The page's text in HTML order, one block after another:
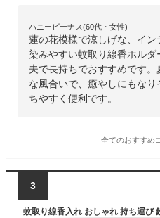
ハニービーナス(60代・女性)
蓮の花模様で涼しげな、イ
染みやすい蚊取り線香ホル
夫で長持ちでおすすめです
な風合いで、癒やしにもな
ちやすく便利です。
全てのおすすめ
3